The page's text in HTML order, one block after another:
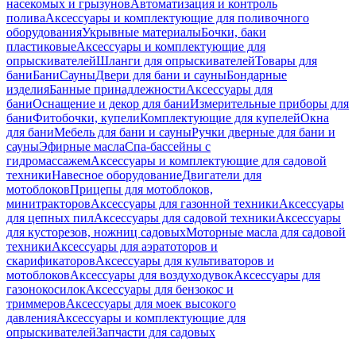
насекомых и грызуновАвтоматизация и контроль
поливаАксессуары и комплектующие для поливочного
оборудованияУкрывные материалыБочки, баки
пластиковыеАксессуары и комплектующие для
опрыскивателейШланги для опрыскивателейТовары для
баниБаниСауныДвери для бани и сауныБондарные
изделияБанные принадлежностиАксессуары для
баниОснащение и декор для баниИзмерительные приборы для
баниФитобочки, купелиКомплектующие для купелейОкна
для баниМебель для бани и сауныРучки дверные для бани и
сауныЭфирные маслаСпа-бассейны с
гидромассажемАксессуары и комплектующие для садовой
техникиНавесное оборудованиеДвигатели для
мотоблоковПрицепы для мотоблоков,
минитракторовАксессуары для газонной техникиАксессуары
для цепных пилАксессуары для садовой техникиАксессуары
для кусторезов, ножниц садовыхМоторные масла для садовой
техникиАксессуары для аэратоторов и
скарификаторовАксессуары для культиваторов и
мотоблоковАксессуары для воздуходувокАксессуары для
газонокосилокАксессуары для бензокос и
триммеровАксессуары для моек высокого
давленияАксессуары и комплектующие для
опрыскивателейЗапчасти для садовых